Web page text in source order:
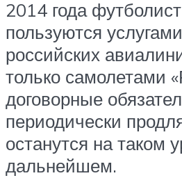
2014 года
пользуются
российских
только самолетами
договорные
периодически
останутся на таком
дальнейшем.